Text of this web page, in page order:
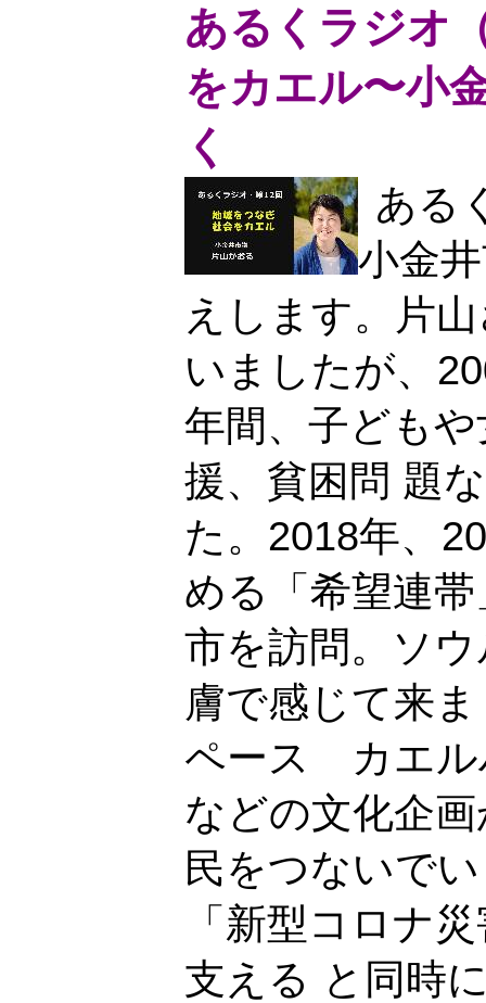
あるくラジオ
をカエル〜小
く
ある
小金
えします。片
いましたが、
年間、子ども
援、貧困問 題
た。2018年、
める「希望連
市を訪問。ソ
膚で感じて来
ペース カエル
などの文化企
民をつないで
「新型コロナ
支える と同時